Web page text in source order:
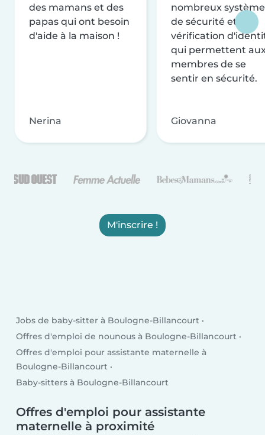
des mamans et des
papas qui ont besoin
d'aide à la maison !
Nerina
nombreux
de sécurité et de
vérification
qui permettent
membres de se
sentir en sécurité.
Giovanna
M'inscrire !
Jobs de baby-sitter à Boulogne-Billancourt
Offres d'emploi de nounous à Boulogne-Billancourt
Offres d'emploi pour assistante maternelle à
Boulogne-Billancourt
Baby-sitters à Boulogne-Billancourt
Offres d'emploi pour assistante
maternelle à proximité